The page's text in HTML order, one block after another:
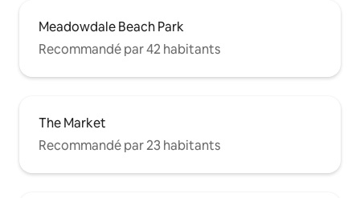
Meadowdale Beach Park
Recommandé par 42 habitants
The Market
Recommandé par 23 habitants